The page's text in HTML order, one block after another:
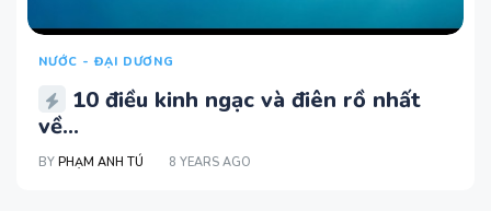
NƯỚC - ĐẠI DƯƠNG
10 điều kinh ngạc và điên rồ nhất
về...
BY PHẠM ANH TÚ 8 YEARS AGO